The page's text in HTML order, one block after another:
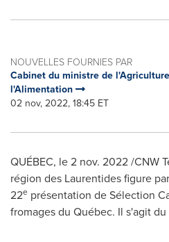
NOUVELLES FOURNIES PAR
Cabinet du ministre de
l'Alimentation
02 nov, 2022, 18:45 ET
QUÉBEC, le2 nov. 2022/CNW
région des Laurentides figure
22e présentation de Sélection
fromages du Québec. Il s'agit du